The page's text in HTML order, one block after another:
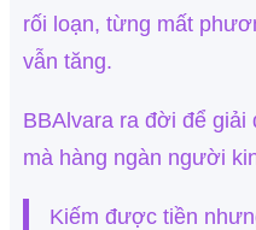
rối loạn, từng mất
vẫn tăng.
BBAlvara ra đời để giải
mà hàng ngàn người
Kiếm được tiền